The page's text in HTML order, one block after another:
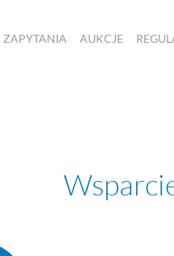
ZAPYTANIA AUKCJE